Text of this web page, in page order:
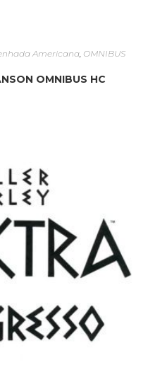
Americana, OMNIBUS
OMNIBUS HC